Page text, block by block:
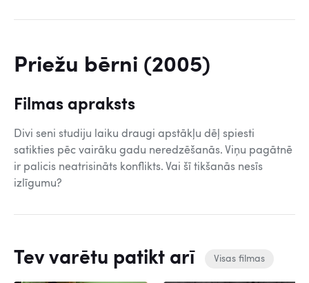
Priežu bērni (2005)
Filmas apraksts
Divi seni studiju laiku draugi apstākļu dēļ spiesti
satikties pēc vairāku gadu neredzēšanās. Viņu pagātnē
ir palicis neatrisināts konflikts. Vai šī tikšanās nesīs
izlīgumu?
Tev varētu patikt arī Visas filmas